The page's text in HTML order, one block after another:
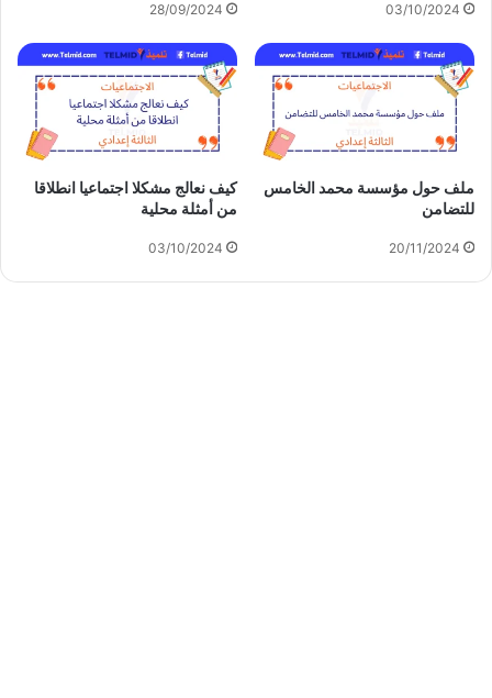
03/10/2024
28/09/2024
ملف حول مؤسسة محمد الخامس
للتضامن
20/11/2024
كيف نعالج مشكلا اجتماعيا انطلاقا
من أمثلة محلية
03/10/2024